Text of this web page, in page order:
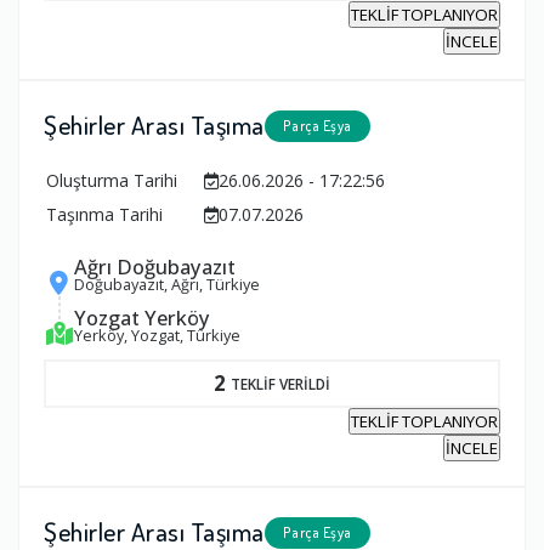
TEKLİF TOPLANIYOR
İNCELE
Şehirler Arası Taşıma Parça Eşya
Oluşturma Tarihi
26.06.2026 - 17:22:56
Taşınma Tarihi
07.07.2026
Ağrı Doğubayazıt
Doğubayazıt, Ağrı, Türkiye
Yozgat Yerköy
Yerköy, Yozgat, Türkiye
2 TEKLİF VERİLDİ
TEKLİF TOPLANIYOR
İNCELE
Şehirler Arası Taşıma Parça Eşya